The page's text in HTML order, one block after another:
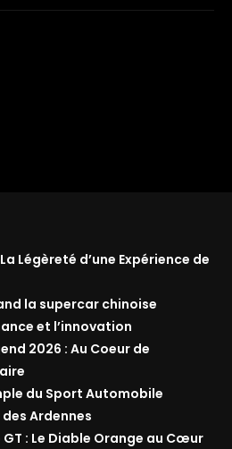
Légèreté d’une Expérience de
la supercar chinoise
et l’innovation
2026 : Au Coeur de
du Sport Automobile
Ardennes
: Le Diable Orange au Cœur